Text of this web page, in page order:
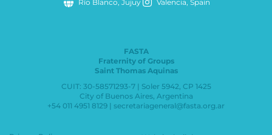
Río Blanco, Jujuy
Valencia, Spain
FASTA
Fraternity of Groups
Saint Thomas Aquinas
CUIT: 30-58571293-7 | Soler 5942, CP 1425
City of Buenos Aires, Argentina
+54 011 4951 8129 | secretariageneral@fasta.org.ar